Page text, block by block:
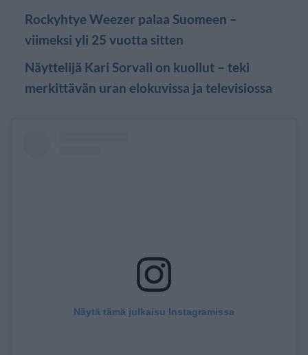
Rockyhtye Weezer palaa Suomeen –
viimeksi yli 25 vuotta sitten
Näyttelijä Kari Sorvali on kuollut – teki
merkittävän uran elokuvissa ja televisiossa
Näytä tämä julkaisu Instagramissa